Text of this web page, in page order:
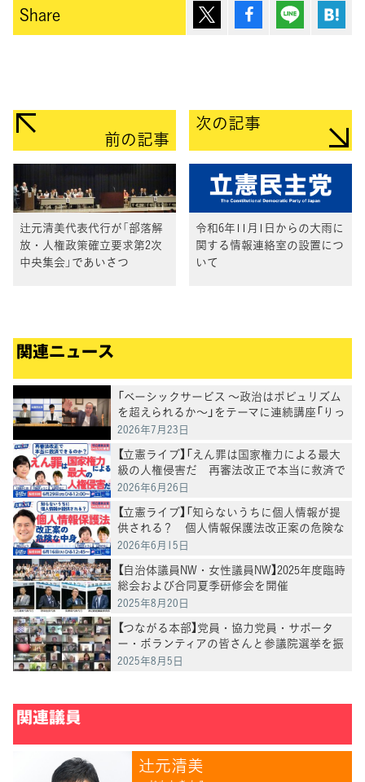
Share ポスト シェア Lineで送
前の記事
辻元清美代表代行が「部落解
放・人権政策確立要求第2次
中央集会」であいさつ
次の記事
令和6年11月1日からの大雨に
関する情報連絡室の設置につ
いて
関連ニュース
「ベーシックサービス ～政治はポピュリズム
を超えられるか～」をテーマに連続講座「りっ
けん塾」第3回を開催 井手英策・慶應義塾大
2026年7月23日
【立憲ライブ】「えん罪は国家権力による最大
級の人権侵害だ 再審法改正で本当に救済で
きるのか」打越さく良×村田きょうこ×山内
2026年6月26日
【立憲ライブ】「知らないうちに個人情報が提
供される？ 個人情報保護法改正案の危険な
中身」郡山りょう×村田きょうこ×山内かな
2026年6月15日
【自治体議員NW・女性議員NW】2025年度臨時
総会および合同夏季研修会を開催
2025年8月20日
【つながる本部】党員・協力党員・サポータ
ー・ボランティアの皆さんと参議院選挙を振
り返る
2025年8月5日
関連議員
辻󠄀元清美